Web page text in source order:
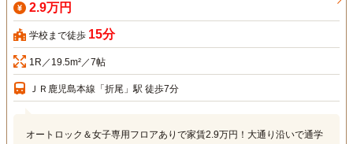
2.9万円
学校まで徒歩 15分
1R／19.5m²／7帖
ＪＲ鹿児島本線「折尾」駅 徒歩7分
オートロック＆女子専用フロアありで家賃2.9万円！大通り沿いで通学